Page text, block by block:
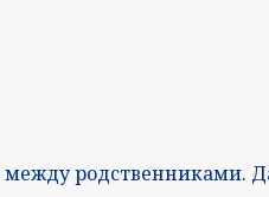
родственниками.